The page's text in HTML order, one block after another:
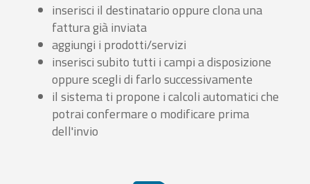
inserisci il destinatario oppure clona una
fattura già inviata
aggiungi i prodotti/servizi
inserisci subito tutti i campi a disposizione
oppure scegli di farlo successivamente
il sistema ti propone i calcoli automatici che
potrai confermare o modificare prima
dell'invio